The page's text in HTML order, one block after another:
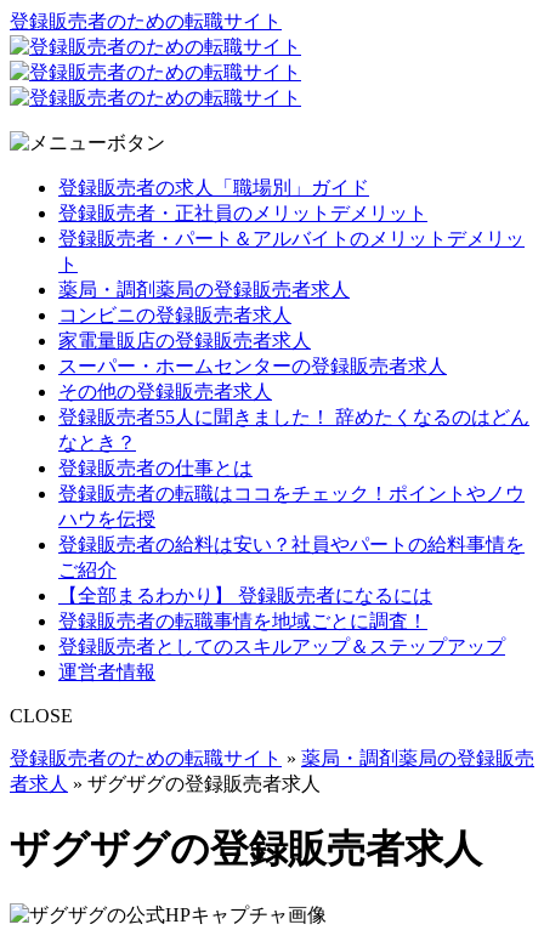
登録販売者のための転職サイト
登録販売者の求人「職場別」ガイド
登録販売者・正社員のメリットデメリット
登録販売者・パート＆アルバイトのメリットデメリッ
ト
薬局・調剤薬局の登録販売者求人
コンビニの登録販売者求人
家電量販店の登録販売者求人
スーパー・ホームセンターの登録販売者求人
その他の登録販売者求人
登録販売者55人に聞きました！ 辞めたくなるのはどん
なとき？
登録販売者の仕事とは
登録販売者の転職はココをチェック！ポイントやノウ
ハウを伝授
登録販売者の給料は安い？社員やパートの給料事情を
ご紹介
【全部まるわかり】 登録販売者になるには
登録販売者の転職事情を地域ごとに調査！
登録販売者としてのスキルアップ＆ステップアップ
運営者情報
CLOSE
登録販売者のための転職サイト » 薬局・調剤薬局の登録販売
者求人 » ザグザグの登録販売者求人
ザグザグの登録販売者求人